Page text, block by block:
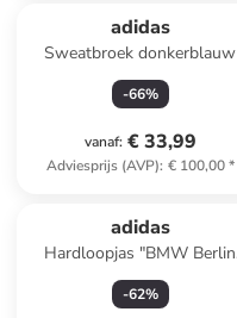
adidas
Sweatbroek donkerblauw
-66%
vanaf: € 33,99
Adviesprijs (AVP): € 100,00*
adidas
Hardloopjas "BMW Berlin
Marathon 2024 Legends"
donkerblauw
-62%